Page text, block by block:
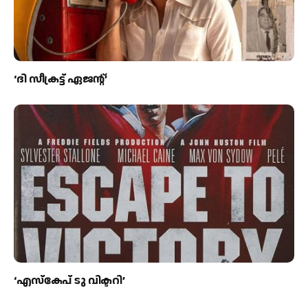
‘ദി സീക്രട്ട് ഏജന്റ്’
‘എസ്കേപ് ടു വിക്ടറി’